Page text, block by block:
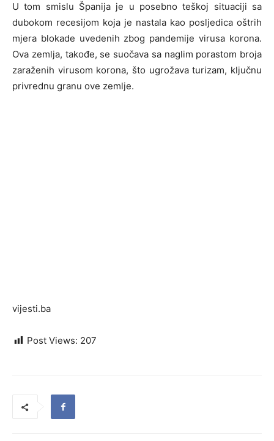
U tom smislu Španija je u posebno teškoj situaciji sa
dubokom recesijom koja je nastala kao posljedica oštrih
mjera blokade uvedenih zbog pandemije virusa korona.
Ova zemlja, takođe, se suočava sa naglim porastom broja
zaraženih virusom korona, što ugrožava turizam, ključnu
privrednu granu ove zemlje.
vijesti.ba
Post Views: 207